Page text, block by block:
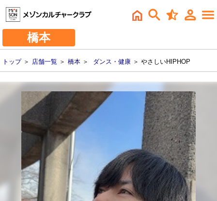
橋本
トップ＞ 店舗一覧 ＞ 橋本 ＞ ダンス・健康 ＞ やさしいHIPHOP